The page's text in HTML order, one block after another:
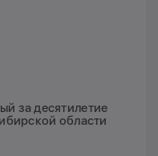
за десятилетие
области